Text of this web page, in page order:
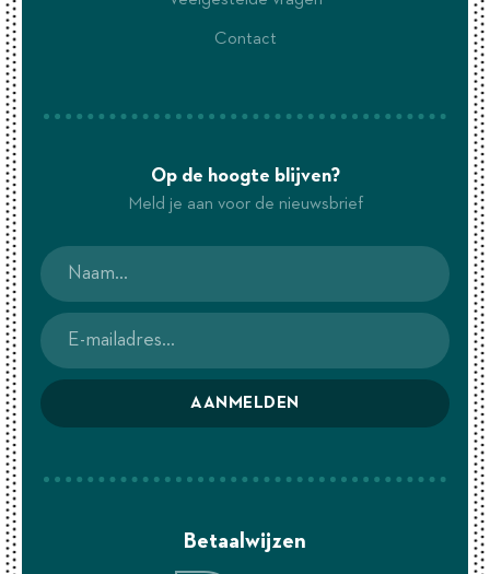
Contact
Op de hoogte blijven?
Meld je aan voor de nieuwsbrief
AANMELDEN
Betaalwijzen